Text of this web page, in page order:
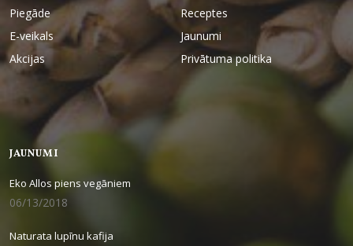
Piegāde
Receptes
E-veikals
Jaunumi
Akcijas
Privātuma politika
JAUNUMI
Eko Allos piens vegāniem
06/13/2018
Naturata lupīnu kafija